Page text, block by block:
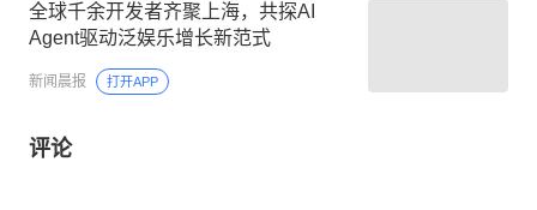
全球千余开发者齐聚上海，共探AI
Agent驱动泛娱乐增长新范式
新闻晨报 打开APP
评论